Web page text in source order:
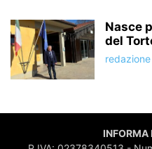
Nasce
del
redazione
INFORMA